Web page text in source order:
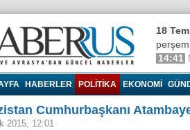
18
14:41
HABERLER POLITIKA EKONOMI
Cumhurbaşkanı
2015, 12:01